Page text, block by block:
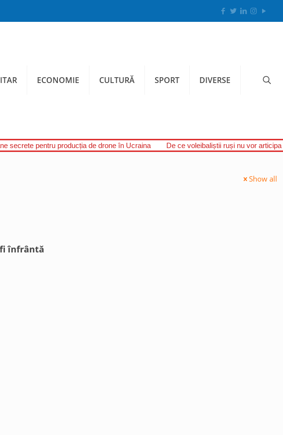
ECONOMIE CULTURĂ SPORT DIVERSE
secrete pentru producția de drone în Ucraina De ce voleibaliștii ruși nu vor
Show all
fi înfrântă